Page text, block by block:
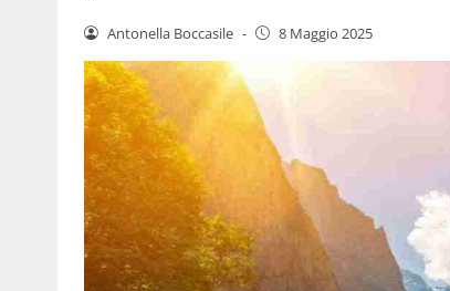
Antonella Boccasile - 8 Maggio 2025